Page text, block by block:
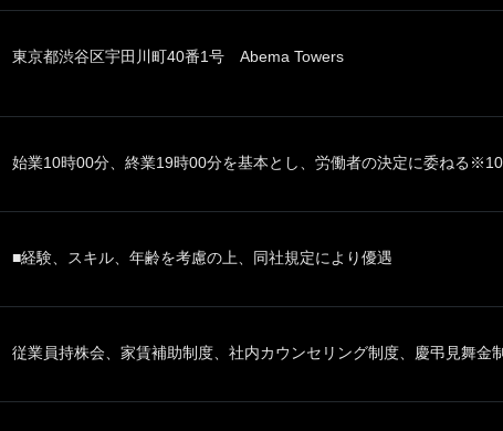
東京都渋谷区宇田川町40番1号 Abema Towers
始業10時00分、終業19時00分を基本とし、労働者の決定に委ねる
■経験、スキル、年齢を考慮の上、同社規定により優遇
従業員持株会、家賃補助制度、社内カウンセリング制度、慶弔見舞金